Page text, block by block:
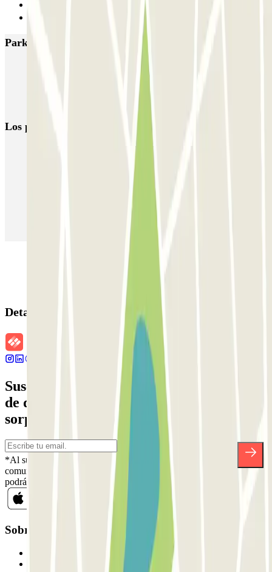
Parkings más valorados en Marbella
INDIGO Avenida del Mar
APK2 La Ermita
Los parkings más reservados
Parking en Barcelona
Parking en Aeropuerto Barcelona
Parking en Aeropuerto Madrid Barajas
Parking en Sants - Estación de Barcelona
Detalles de la reserva
Suscríbete a nuestra newsletter y entérate
de descuentos, sorteos y otras muchas
sorpresas.
*Al suscribirte aceptas nuestra Política de Privacidad para recibir
comunicaciones comerciales de Parclick. Sin ningún compromiso,
podrás darte de baja cuando quieras en la misma newsletter.
Sobre Parclick